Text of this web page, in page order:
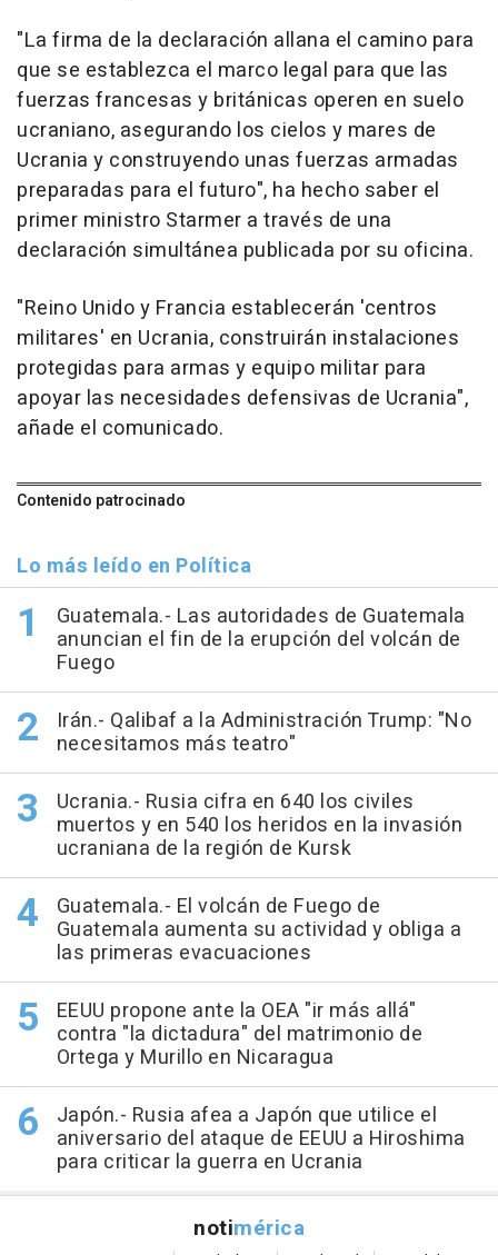
"La firma de la declaración allana el camino para
que se establezca el marco legal para que las
fuerzas francesas y británicas operen en suelo
ucraniano, asegurando los cielos y mares de
Ucrania y construyendo unas fuerzas armadas
preparadas para el futuro", ha hecho saber el
primer ministro Starmer a través de una
declaración simultánea publicada por su oficina.
"Reino Unido y Francia establecerán 'centros
militares' en Ucrania, construirán instalaciones
protegidas para armas y equipo militar para
apoyar las necesidades defensivas de Ucrania",
añade el comunicado.
Contenido patrocinado
Lo más leído en Política
Guatemala.- Las autoridades de Guatemala
anuncian el fin de la erupción del volcán de
Fuego
Irán.- Qalibaf a la Administración Trump: "No
necesitamos más teatro"
Ucrania.- Rusia cifra en 640 los civiles
muertos y en 540 los heridos en la invasión
ucraniana de la región de Kursk
Guatemala.- El volcán de Fuego de
Guatemala aumenta su actividad y obliga a
las primeras evacuaciones
EEUU propone ante la OEA "ir más allá"
contra "la dictadura" del matrimonio de
Ortega y Murillo en Nicaragua
Japón.- Rusia afea a Japón que utilice el
aniversario del ataque de EEUU a Hiroshima
para criticar la guerra en Ucrania
notimérica